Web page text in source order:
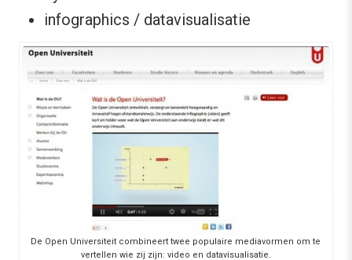
infographics / datavisualisatie
De Open Universiteit combineert twee populaire mediavormen om te
vertellen wie zij zijn: video en datavisualisatie.